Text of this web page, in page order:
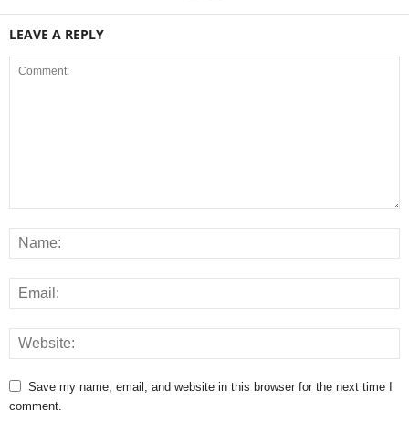
LEAVE A REPLY
Save my name, email, and website in this browser for the next time I
comment.